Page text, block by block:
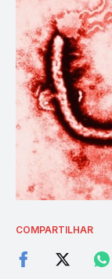
COMPARTILHAR